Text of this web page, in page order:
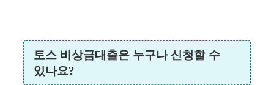
토스 비상금대출은 누구나 신청할 수
있나요?